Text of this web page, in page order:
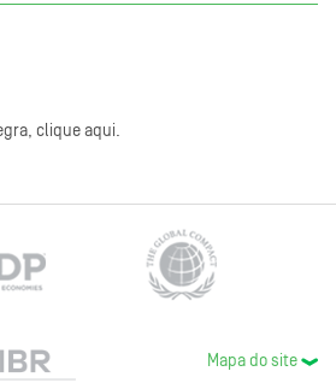
clique aqui.
Mapa do site